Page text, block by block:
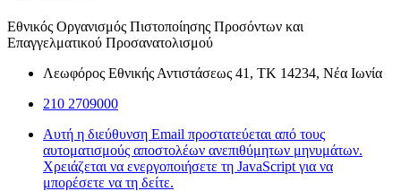
Εθνικός Οργανισμός Πιστοποίησης Προσόντων και
Επαγγελματικού Προσανατολισμού
Λεωφόρος Εθνικής Αντιστάσεως 41, ΤΚ 14234, Νέα Ιωνία
210 2709000
Αυτή η διεύθυνση Email προστατεύεται από τους
αυτοματισμούς αποστολέων ανεπιθύμητων μηνυμάτων.
Χρειάζεται να ενεργοποιήσετε τη JavaScript για να
μπορέσετε να τη δείτε.